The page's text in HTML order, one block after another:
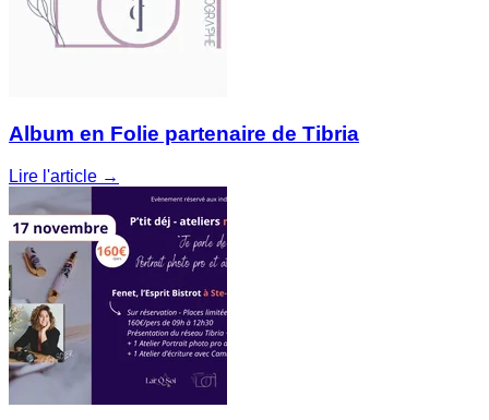
Album en Folie partenaire de Tibria
Lire l'article →